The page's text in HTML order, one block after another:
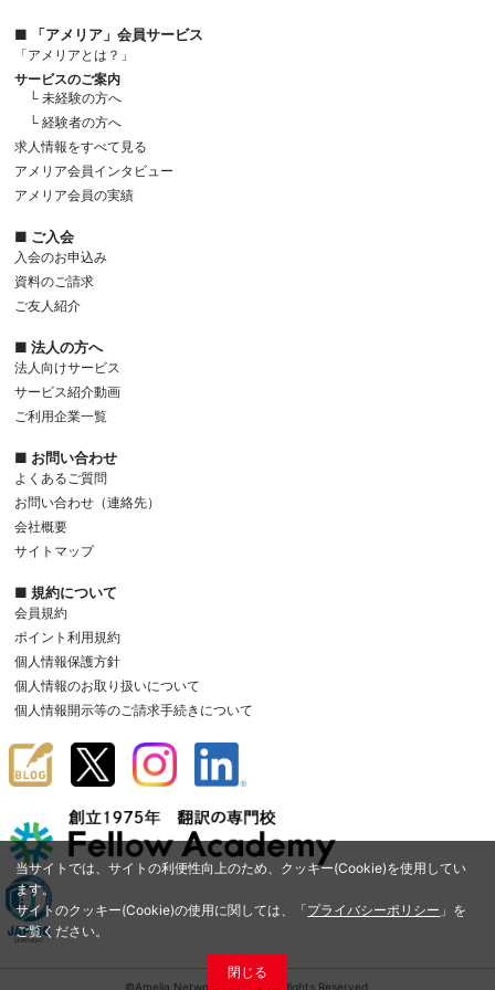
当サイトでは、サイトの利便性向上のため、クッキー(Cookie)を使用してい
ます。
サイトのクッキー(Cookie)の使用に関しては、「プライバシーポリシー 」を
ご覧ください。
閉じる
■ 「アメリア」会員サービス
「アメリアとは？」
サービスのご案内
└ 未経験の方へ
└ 経験者の方へ
求人情報をすべて見る
アメリア会員インタビュー
アメリア会員の実績
■ ご入会
入会のお申込み
資料のご請求
ご友人紹介
■ 法人の方へ
法人向けサービス
サービス紹介動画
ご利用企業一覧
■ お問い合わせ
よくあるご質問
お問い合わせ（連絡先）
会社概要
サイトマップ
■ 規約について
会員規約
ポイント利用規約
個人情報保護方針
個人情報のお取り扱いについて
個人情報開示等のご請求手続きについて
©Amelia Network Co.,Ltd. All Rights Reserved.